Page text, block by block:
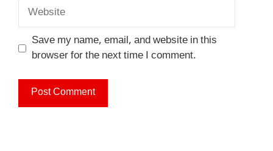
Website
Save my name, email, and website in this
browser for the next time I comment.